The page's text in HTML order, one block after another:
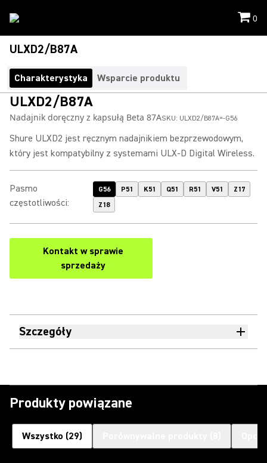
0
ULXD2/B87A
Charakterystyka Wsparcie produktu
ULXD2/B87A
Nadajnik doręczny z kapsułą Beta 87ASKU: ULXD2/B87A=-G56
Shure ULXD2 jest ręcznym nadajnikiem bezprzewodowym,
który jest kompatybilny z systemami ULX-D Digital Wireless.
Pasmo
częstotliwości:
G56 P51 K51 Q51 R51 V51
Z17
Z18
Kontakt w sprawie
sprzedaży
Szczegóły
Produkty powiązane
Wszystko (29)